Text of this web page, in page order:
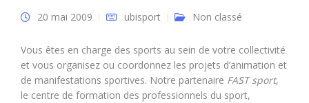
20 mai 2009 ubisport Non classé
Vous êtes en charge des sports au sein de votre collectivité
et vous organisez ou coordonnez les projets d’animation et
de manifestations sportives. Notre partenaire FAST sport,
le centre de formation des professionnels du sport,